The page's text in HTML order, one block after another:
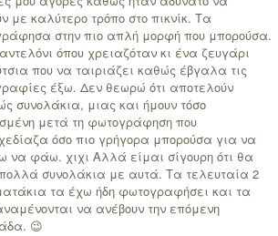
με καλύτερο τρόπο στο πικνίκ. Τα
στην πιο απλή μορφή που μπορούσα.
όπου χρειαζόταν κι ένα ζευγάρι
που να ταιριάζει καθώς έβγαλα τις
έξω. Δεν θεωρώ ότι αποτελούν
συνολάκια, μιας και ήμουν τόσο
μετά τη φωτογράφηση που
όσο πιο γρήγορα μπορούσα για να
να φάω. χιχι Αλλά είμαι σίγουρη ότι θα
συνολάκια με αυτά. Τα τελευταία 2
τα έχω ήδη φωτογραφήσει και τα
να ανέβουν την επόμενη
😉